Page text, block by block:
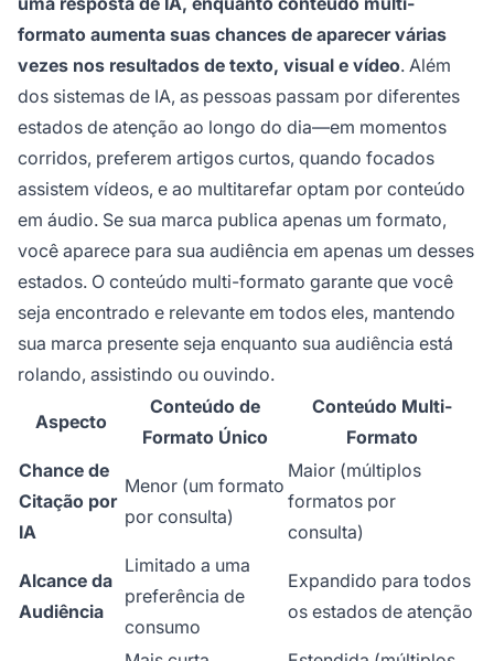
formato aumenta suas chances de aparecer várias
vezes nos resultados de texto, visual e vídeo. Além
dos sistemas de IA, as pessoas passam por diferentes
estados de atenção ao longo do dia—em momentos
corridos, preferem artigos curtos, quando focados
assistem vídeos, e ao multitarefar optam por conteúdo
em áudio. Se sua marca publica apenas um formato,
você aparece para sua audiência em apenas um desses
estados. O conteúdo multi-formato garante que você
seja encontrado e relevante em todos eles, mantendo
sua marca presente seja enquanto sua audiência está
rolando, assistindo ou ouvindo.
Aspecto
Conteúdo de
Formato Único
Conteúdo Multi-
Formato
Chance de
Citação por
IA
Menor (um formato
por consulta)
Maior (múltiplos
formatos por
consulta)
Alcance da
Audiência
Limitado a uma
preferência de
consumo
Expandido para todos
os estados de atenção